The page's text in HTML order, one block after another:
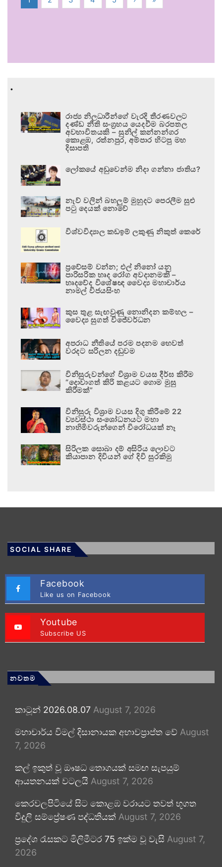
.
රාජ්‍ය නිලධාරීන්ගේ වැරදි තීරණවලට
දණ්ඩ නීති සංග්‍රහය යෙදවීම බරපතල
අවභාවිතයකි – සුනිල් කන්නන්ගර
කොළඹ, රත්නපුර, අම්පාර හිටපු මහ
දිසාපති
ලෝකයේ අඩුවෙන්ම නිදා ගන්නා ජාතිය?
නැව් වලින් බහලුම් මුහුදට පෙරලීම සුළු
පටු දෙයක් නොවේ
විශ්වවිද්‍යාල කඩඉම් ලකුණු නිකුත් කෙරේ
ප්‍රවේසම් වන්න; එල් නිනෝ යනු
පාරිසරික හෘද රෝග අවදානමකි –
හෘදවේද විශේෂඥ වෛද්‍ය මහාචාර්ය
නාමල් විජයසිංහ
කුස තුළ සැඟවුණු නොනිදන කම්හල –
වෛද්‍ය සුගත් විජේවර්ධන
අපරාධ නීතියේ පරම පදනම හෙවත්
වරදට සරිලන දඬුවම
විනිසුරුවන්ගේ විශ්‍රාම වයස දීර්ඝ කිරීම
“දොවාගත් කිරි කළයට ගොම මුසු
කිරීමක්”
විනිසුරු විශ්‍රාම වයස දිගු කිරීමේ 22
ව්‍යවස්ථා සංශෝධනයට මහා
නාහිමිවරුන්ගෙන් විරෝධයක් නෑ
සිරිලක සොබා දම් අසිරිය ලොවට
කියාපාන දිවියන් ගේ දිවි සුරකිමු
SOCIAL SHARE
Facebook
Like us on Facebook
Youtube
Subscribe US
නවතම
කාටූන් 2026.08.07 August 7, 2026
මහාචාර්ය විමල් දිසානායක අභාවප්‍රාප්ත වේ August
7, 2026
කල් ඉකුත් වූ ඖෂධ තොගයක් සමඟ සැපයුම්
ආයතනයක් වටලයි August 7, 2026
කෙරවලපිටියේ සිට කොළඹ වරායට තවත් භූගත
විදුලි සම්ප්‍රේෂණ පද්ධතියක් August 7, 2026
ප්‍රදේශ රැසකට මිලිමීටර 75 ඉක්ම වූ වැසි August 7,
2026